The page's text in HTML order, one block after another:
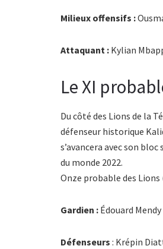
Milieux offensifs :
Attaquant : Kylian
Le XI
Du côté des Lions de la
défenseur historique
s’avancera avec son
du monde 2022.
Onze probable des Lions
Gardien : Édouard Mendy
Défenseurs : Krépin